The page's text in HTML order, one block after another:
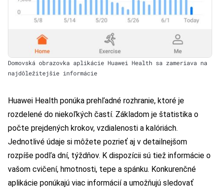
Domovská obrazovka aplikácie Huawei Health sa zameriava na
najdôležitejšie informácie
Huawei Health ponúka prehľadné rozhranie, ktoré je
rozdelené do niekoľkých častí. Základom je štatistika o
počte prejdených krokov, vzdialenosti a kalóriách.
Jednotlivé údaje si môžete pozrieť aj v detailnejšom
rozpíše podľa dní, týždňov. K dispozícii sú tiež informácie o
vašom cvičení, hmotnosti, tepe a spánku. Konkurenčné
aplikácie ponúkajú viac informácií a umožňujú sledovať